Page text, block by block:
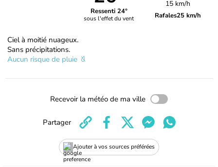
Ressenti 24°
sous l'effet du vent
15 km/h
Rafales25 km/h
Ciel à moitié nuageux.
Sans précipitations.
Aucun risque de pluie
Recevoir la météo de ma ville
Ajouter à vos sources préférées
Partager